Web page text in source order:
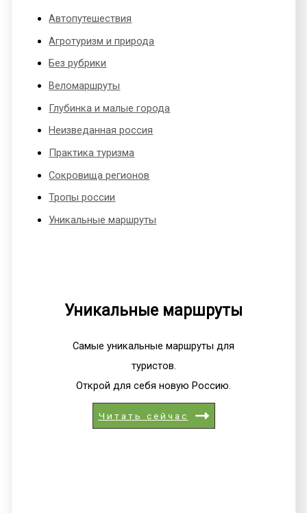
Автопутешествия
Агротуризм и природа
Без рубрики
Веломаршруты
Глубинка и малые города
Неизведанная россия
Практика туризма
Сокровища регионов
Тропы россии
Уникальные маршруты
Уникальные маршруты
Самые уникальные маршруты для
туристов.
Открой для себя новую Россию.
Читать сейчас